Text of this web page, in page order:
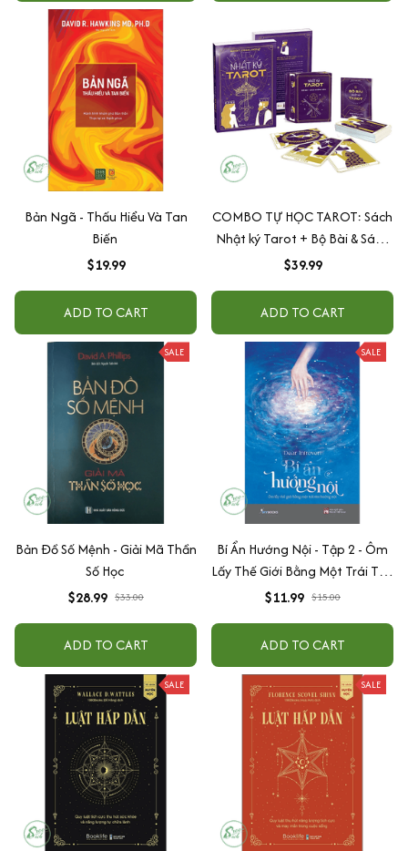
Bản Ngã - Thấu Hiểu Và Tan
Biến
$19.99
ADD TO CART
COMBO TỰ HỌC TAROT: Sách
Nhật ký Tarot + Bộ Bài & Sách
Hướng Dẫn (Tái bản 2022)
$39.99
ADD TO CART
SALE
Bản Đồ Số Mệnh - Giải Mã Thần
Số Học
$28.99 $33.00
ADD TO CART
SALE
Bí Ẩn Hướng Nội - Tập 2 - Ôm
Lấy Thế Giới Bằng Một Trái Tim
Hướng Nội
$11.99 $15.00
ADD TO CART
SALE SALE